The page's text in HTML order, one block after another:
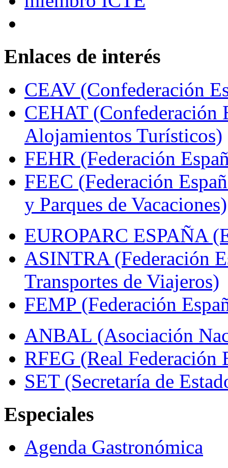
Enlaces de interés
CEAV (Confederación
CEHAT (Confederación
Alojamientos Turísticos)
FEHR (Federación
FEEC (Federación
y Parques de Vacaciones)
EUROPARC ESPAÑA
ASINTRA (Federación
Transportes de Viajeros)
FEMP (Federación
ANBAL (Asociación
RFEG (Real Federación
SET (Secretaría de
Especiales
Agenda Gastronómica